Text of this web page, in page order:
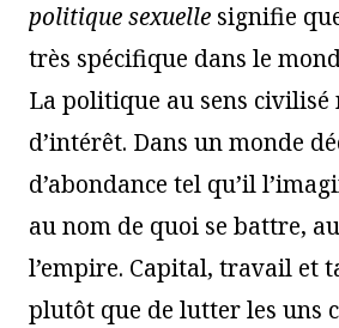
politique sexuelle signifie
très spécifique dans le
La politique au sens civilisé
d’intérêt. Dans un monde
d’abondance tel qu’il
au nom de quoi se battre,
l’empire. Capital, travail et
plutôt que de lutter les uns